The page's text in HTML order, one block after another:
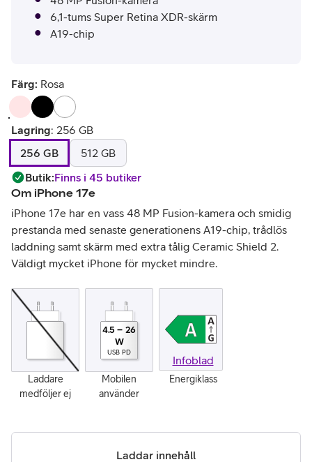
6,1-tums Super Retina XDR-skärm
A19-chip
Färg: Rosa
Lagring: 256 GB
256 GB
512 GB
Butik:Finns i 45 butiker
Om iPhone 17e
iPhone 17e har en vass 48 MP Fusion-kamera och smidig
prestanda med senaste generationens A19-chip, trådlös
laddning samt skärm med extra tålig Ceramic Shield 2.
Väldigt mycket iPhone för mycket mindre.
Laddare
medföljer ej
Mobilen
använder
4.5 – 26
W
USB PD
Energiklass
Infoblad
Laddar innehåll